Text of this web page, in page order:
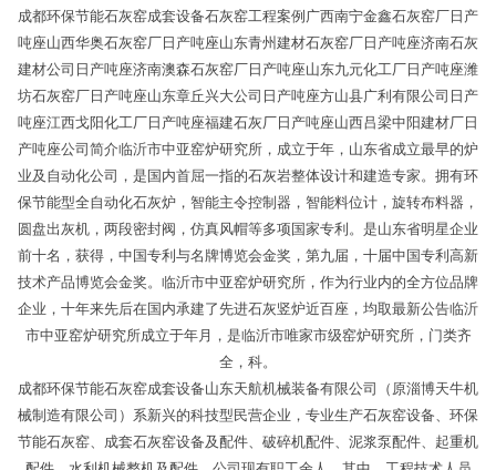
成都环保节能石灰窑成套设备石灰窑工程案例广西南宁金鑫石灰窑厂日产
吨座山西华奥石灰窑厂日产吨座山东青州建材石灰窑厂日产吨座济南石灰
建材公司日产吨座济南澳森石灰窑厂日产吨座山东九元化工厂日产吨座潍
坊石灰窑厂日产吨座山东章丘兴大公司日产吨座方山县广利有限公司日产
吨座江西戈阳化工厂日产吨座福建石灰厂日产吨座山西吕梁中阳建材厂日
产吨座公司简介临沂市中亚窑炉研究所，成立于年，山东省成立最早的炉
业及自动化公司，是国内首屈一指的石灰岩整体设计和建造专家。拥有环
保节能型全自动化石灰炉，智能主令控制器，智能料位计，旋转布料器，
圆盘出灰机，两段密封阀，仿真风帽等多项国家专利。是山东省明星企业
前十名，获得，中国专利与名牌博览会金奖，第九届，十届中国专利高新
技术产品博览会金奖。临沂市中亚窑炉研究所，作为行业内的全方位品牌
企业，十年来先后在国内承建了先进石灰竖炉近百座，均取最新公告临沂
市中亚窑炉研究所成立于年月，是临沂市唯家市级窑炉研究所，门类齐
全，科。
成都环保节能石灰窑成套设备山东天航机械装备有限公司（原淄博天牛机
械制造有限公司）系新兴的科技型民营企业，专业生产石灰窑设备、环保
节能石灰窑、成套石灰窑设备及配件、破碎机配件、泥浆泵配件、起重机